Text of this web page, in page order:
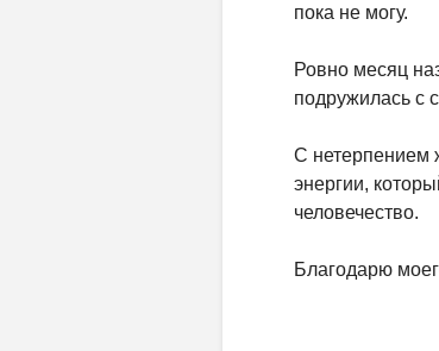
пока не могу.
Ровно месяц
подружилась с
С нетерпением
энергии,
человечество.
Благодарю